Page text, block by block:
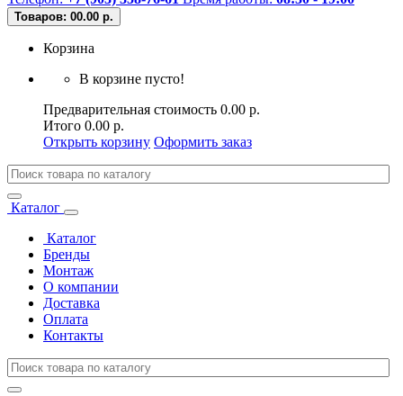
Товаров: 00.00 р.
Корзина
В корзине пусто!
Предварительная стоимость 0.00 р.
Итого 0.00 р.
Открыть корзину Оформить заказ
Каталог
Каталог
Бренды
Монтаж
О компании
Доставка
Оплата
Контакты